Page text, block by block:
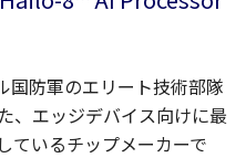
防軍のエリート技術部隊
、エッジデバイス向けに最
ているチップメーカーで